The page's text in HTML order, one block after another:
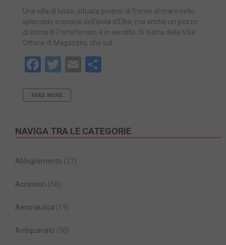
Una villa di lusso, situata proprio di fronte al mare nello
splendido scenario dell’Isola d’Elba, ma anche un pezzo
di storia di Portoferraio, è in vendita. Si tratta della Villa
Ottone di Magazzini, che sul…
Facebook
Twitter
Email
READ MORE
NAVIGA TRA LE CATEGORIE
Abbigliamento (27)
Accessori (58)
Aeronautica (19)
Antiquariato (50)